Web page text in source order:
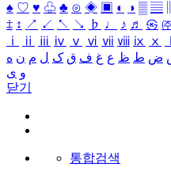
♠ ♡ ♥ ♧ ♣ ⊙ ◈ ▣ ◐ ◑ ▒ ▤
‡ ↕ ↗ ↙ ↖ ↘ ♭ ♩ ♪ ♬ ㉿
ⅰ
ⅱ ⅲ ⅳ ⅴ ⅵ ⅶ ⅷ ⅸ ⅹ
ض ط ظ ع غ ف ق ک ل م ن ه
و ی
닫기
통합검색